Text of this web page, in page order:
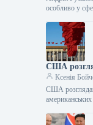
особливо у
США
Ксенія
США